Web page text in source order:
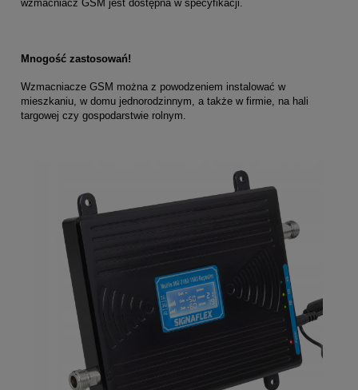
wzmacniacz GSM jest dostępna w specyfikacji.
Mnogość zastosowań!
Wzmacniacze GSM można z powodzeniem instalować w
mieszkaniu, w domu jednorodzinnym, a także w firmie, na hali
targowej czy gospodarstwie rolnym.